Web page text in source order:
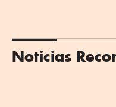
Noticias